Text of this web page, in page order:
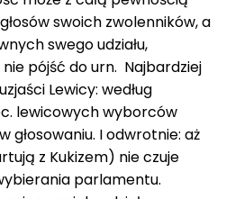
swoich zwolenników, a
swego udziału,
pójść do urn. Najbardziej
Lewicy: według
lewicowych wyborców
głosowaniu. I odwrotnie: aż
z Kukizem) nie czuje
parlamentu.